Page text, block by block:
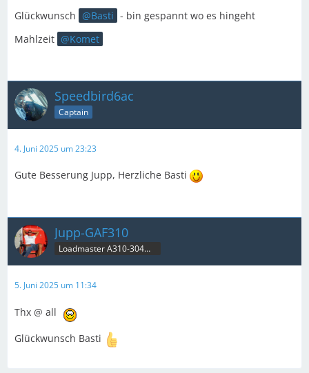
Glückwunsch
Basti - bin gespannt wo es hingeht
Mahlzeit
Komet
Speedbird6ac
Captain
4. Juni 2025 um 23:23
Gute Besserung Jupp, Herzliche Basti
Jupp-GAF310
Loadmaster A310-304MRT & B707C
5. Juni 2025 um 11:34
Thx @ all
Glückwunsch Basti